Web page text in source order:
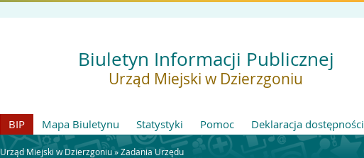
Biuletyn Informacji Publicznej
Urząd Miejski w Dzierzgoniu
BIP Mapa Biuletynu Statystyki Pomoc Deklaracja dostępności
Urząd Miejski w Dzierzgoniu »Zadania Urzędu